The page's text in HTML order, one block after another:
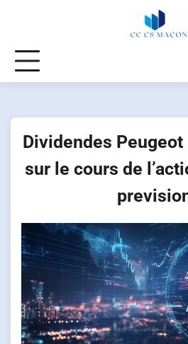
Dividendes
sur le cours de